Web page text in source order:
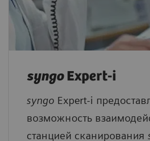
syngoExpert-i
syngo Expert-i
возможность
станцией сканирования